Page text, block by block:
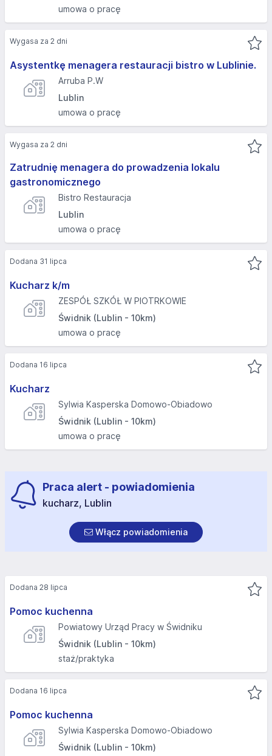
umowa o pracę
Asystentkę menagera restauracji bistro w Lublinie.
Arruba P.W
Lublin
umowa o pracę
Wygasa za 2 dni
Zatrudnię menagera do prowadzenia lokalu
gastronomicznego
Bistro Restauracja
Lublin
umowa o pracę
Wygasa za 2 dni
Kucharz k/m
ZESPÓŁ SZKÓŁ W PIOTRKOWIE
Świdnik (Lublin - 10km)
umowa o pracę
Dodana 31 lipca
Kucharz
Sylwia Kasperska Domowo-Obiadowo
Świdnik (Lublin - 10km)
umowa o pracę
Dodana 16 lipca
Praca alert - powiadomienia
kucharz, Lublin
Włącz powiadomienia
Pomoc kuchenna
Powiatowy Urząd Pracy w Świdniku
Świdnik (Lublin - 10km)
staż/praktyka
Dodana 28 lipca
Pomoc kuchenna
Sylwia Kasperska Domowo-Obiadowo
Świdnik (Lublin - 10km)
Dodana 16 lipca